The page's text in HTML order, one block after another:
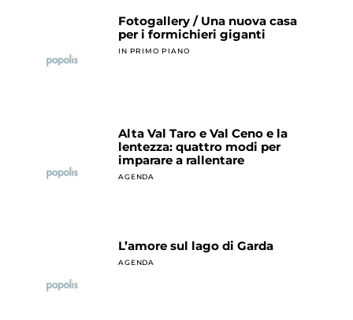
Fotogallery / Una nuova casa
per i formichieri giganti
IN PRIMO PIANO
Alta Val Taro e Val Ceno e la
lentezza: quattro modi per
imparare a rallentare
AGENDA
L’amore sul lago di Garda
AGENDA